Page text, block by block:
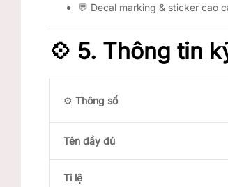
💬 Decal marking & sticker cao
💠 5. Thông tin
⚙️ Thông số
Tên đầy đủ
Tỉ lệ